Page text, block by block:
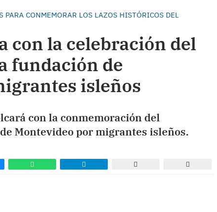
CONMEMORAR LOS LAZOS HISTÓRICOS DEL
con la celebración del
fundación de
isleños
con la conmemoración del
Montevideo por migrantes isleños.